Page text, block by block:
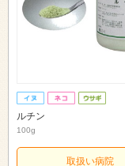
ルチン
100g
取扱い病院